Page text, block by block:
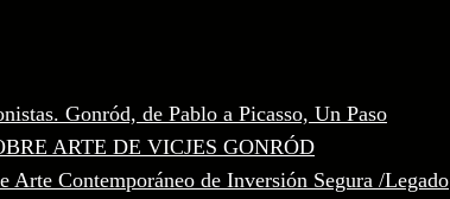
Gonród, de Pablo a Picasso, Un Paso
ARTE DE VICJES GONRÓD
Arte Contemporáneo de Inversión Segura /Legado